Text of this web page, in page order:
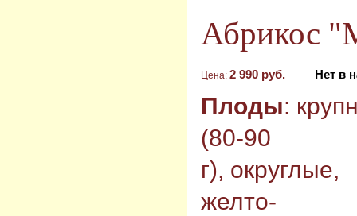
Абрикос
Цена: 2 990 руб. Нет в
Плоды:
(80-90
г), округлые,
желто-